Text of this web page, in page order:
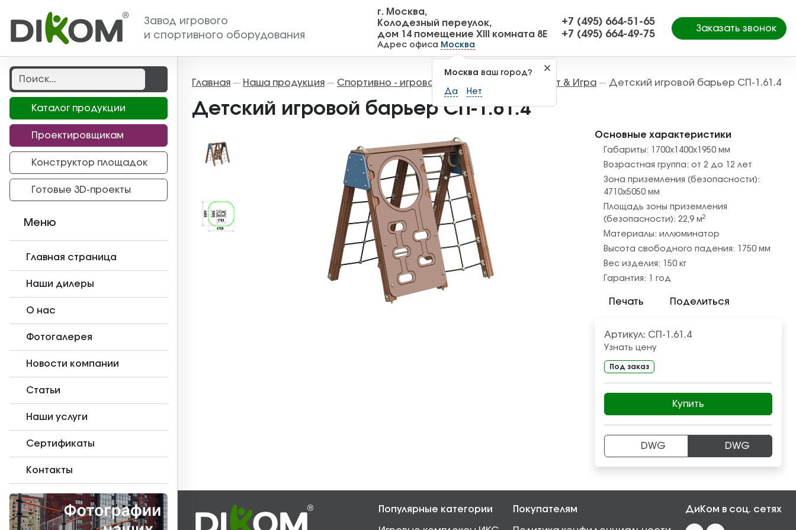
Завод игрового
и спортивного оборудования
г. Москва,
Колодезный переулок,
дом 14 помещение XIII комната 8Е
Адрес офиса Москва
Москва ваш город?
Да Нет
+7 (495) 664-51-65
+7 (495) 664-49-75
Заказать звонок
Каталог продукции
Проектировщикам
Конструктор площадок
Готовые 3D-проекты
Меню
Главная страница
Наши дилеры
О нас
Фотогалерея
Новости компании
Статьи
Наши услуги
Сертификаты
Контакты
Главная — Наша продукция — Спортивно - игровое оборудование Спорт & Игра — Детский игровой барьер СП-1.61.4
Детский игровой барьер СП-1.61.4
Основные характеристики
Габариты: 1700х1400х1950 мм
Возрастная группа: от 2 до 12 лет
Зона приземления (безопасности):
4710х5050 мм
Площадь зоны приземления
(безопасности): 22,9 м2
Материалы: иллюминатор
Высота свободного падения:
1750мм
Вес изделия:
150 кг
Гарантия:
1 год
Печать Поделиться
Артикул: СП-1.61.4
Узнать цену
Под заказ
Купить
DWG DWG
Популярные категории Покупателям ДиКом в соц. сетях